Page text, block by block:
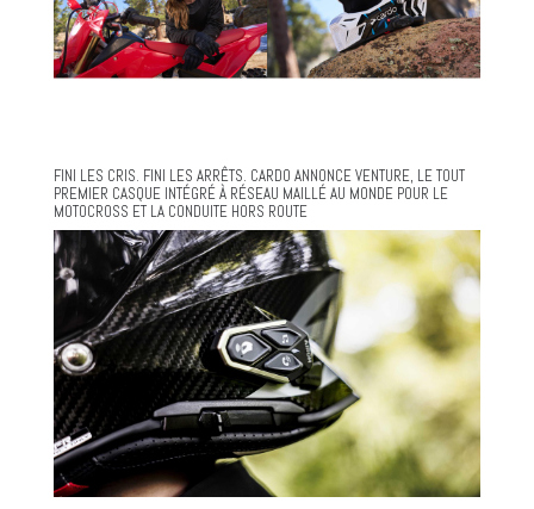
FINI LES CRIS. FINI LES ARRÊTS. CARDO ANNONCE VENTURE, LE TOUT
PREMIER CASQUE INTÉGRÉ À RÉSEAU MAILLÉ AU MONDE POUR LE
MOTOCROSS ET LA CONDUITE HORS ROUTE